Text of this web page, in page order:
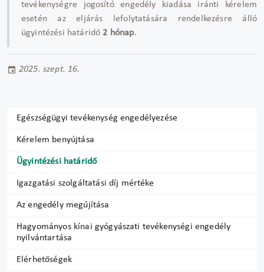
Egészségügyi tevékenység engedélyezése
Kérelem benyújtása
Ügyintézési határidő
Igazgatási szolgáltatási díj mértéke
Az engedély megújítása
Hagyományos kínai gyógyászati tevékenységi engedély
nyilvántartása
Elérhetőségek
tevékenységre jogosító engedély kiadása iránti kérelem
esetén az eljárás lefolytatására rendelkezésre álló
ügyintézési határidő 2 hónap.
2025. szept. 16.